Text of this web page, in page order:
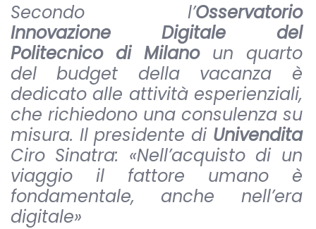
Secondo l’Osservatorio
Innovazione Digitale del
Politecnico di Milanoun quarto
del budget della vacanza è
dedicato alle attività esperienziali,
che richiedono una consulenza su
misura. Il presidente di Univendita
Ciro Sinatra: «Nell’acquisto di un
viaggio il fattore umano è
fondamentale, anche nell’era
digitale»